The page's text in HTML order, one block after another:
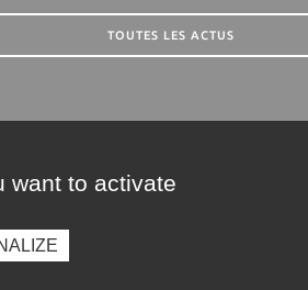
TOUTES LES ACTUS
want to activate